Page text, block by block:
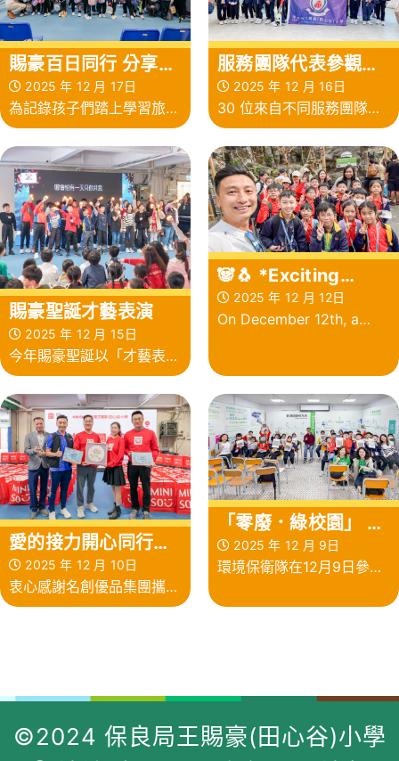
殿軍的李金凱先生
喜慶日子，活動由「幼稚園
親子填色比賽」頒獎禮率先
揭開序幕
賜豪百日同行 分享活
動2025 年 12 月 17日
為記錄孩子們踏上學習旅程
們一同見證了這段珍貴的成
長時光，於12月17日舉行了
「賜豪百日同行」分享活動
服務團隊代表參觀河
套區築城館
2025 年 12 月 16日
30 位來自不同服務團隊的
期二)在學校的帶領下前河
套區築城館參訪
賜豪聖誕才藝表演
2025 年 12 月 15日
今年賜豪聖誕以「才藝表
出渾身解數，節目內容豐富
得令人目不暇給！
🐼🐧 *Exciting
Adventures at
Ocean Park!* 🌊🦈
2025 年 12 月 12日
On December 12th, a
enthusiastic students
explored the wonders of
Ocean Park! We’re
grateful to PLK for this
amazing opportunity.
愛的接力開心同行活
動2025 年 12 月 10日
衷心感謝名創優品集團攜手
份禮物背後的真摯心意。
「零廢．綠校園」 計
劃——參觀喵坊
2025 年 12 月 9日
環境保衛隊在12月9日參觀
©2024 保良局王賜豪(田心谷)小學